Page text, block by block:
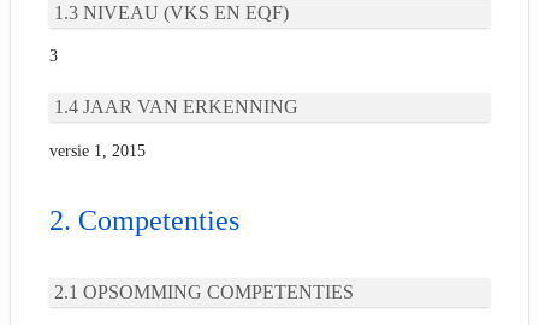
NIVEAU (VKS EN EQF)
3
JAAR VAN ERKENNING
versie 1, 2015
Competenties
OPSOMMING COMPETENTIES